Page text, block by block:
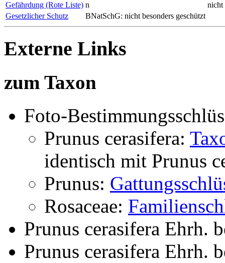
Gefährdung (Rote Liste) n
nicht
Gesetzlicher Schutz
BNatSchG: nicht besonders geschützt
Externe Links
zum Taxon
Foto-
Prunus cerasifera:
identisch mit Prunus
Prunus:
Rosaceae:
Prunus cerasifera Ehrh.
Prunus cerasifera Ehrh.